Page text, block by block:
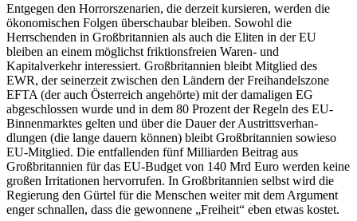
Entgegen den Horrorszenarien, die derzeit kursieren, werden die
ökonomischen Folgen überschaubar bleiben. Sowohl die
Herrschenden in Großbritannien als auch die Eliten in der EU
bleiben an einem möglichst friktionsfreien Waren- und
Kapitalverkehr interessiert. Großbritannien bleibt Mitglied des
EWR, der seinerzeit zwischen den Ländern der Freihandelszone
EFTA (der auch Österreich angehörte) mit der damaligen EG
abgeschlossen wurde und in dem 80 Prozent der Regeln des EU-
Binnenmarktes gelten und über die Dauer der Austrittsverhan­
dlungen (die lange dauern können) bleibt Großbritannien sowieso
EU-Mitglied. Die entfallenden fünf Milliarden Beitrag aus
Großbritannien für das EU-Budget von 140 Mrd Euro werden keine
großen Irritationen hervorrufen. In Großbritannien selbst wird die
Regierung den Gürtel für die Menschen weiter mit dem Argument
enger schnallen, dass die gewonnene „Freiheit“ eben etwas kostet.